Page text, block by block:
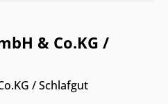
& Co.KG /
/ Schlafgut